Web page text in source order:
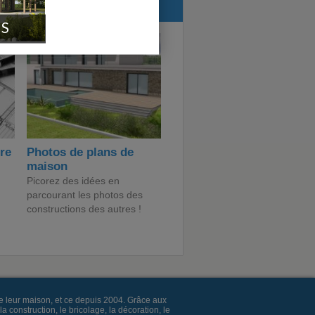
:
Photos de plans de
maison
Picorez des idées en
parcourant les photos des
constructions des autres !
leur maison, et ce depuis 2004. Grâce aux
construction, le bricolage, la décoration, le